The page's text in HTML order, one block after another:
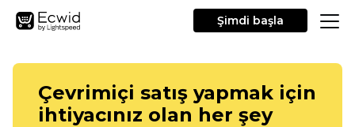
Şimdi başla
Çevrimiçi satış yapmak için
ihtiyacınız olan her şey